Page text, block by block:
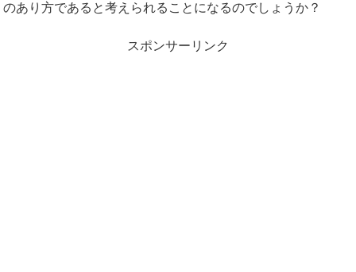
のあり方であると考えられることになるのでしょうか？
スポンサーリンク